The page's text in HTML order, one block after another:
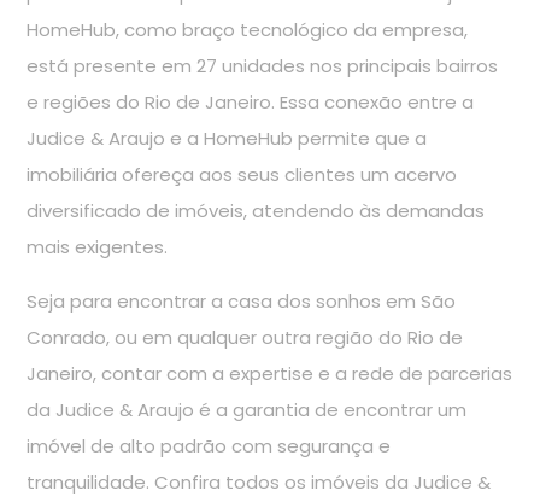
HomeHub, como braço tecnológico da empresa,
está presente em 27 unidades nos principais bairros
e regiões do Rio de Janeiro. Essa conexão entre a
Judice & Araujo e a HomeHub permite que a
imobiliária ofereça aos seus clientes um acervo
diversificado de imóveis, atendendo às demandas
mais exigentes.
Seja para encontrar a casa dos sonhos em São
Conrado, ou em qualquer outra região do Rio de
Janeiro, contar com a expertise e a rede de parcerias
da Judice & Araujo é a garantia de encontrar um
imóvel de alto padrão com segurança e
tranquilidade. Confira todos os imóveis da Judice &